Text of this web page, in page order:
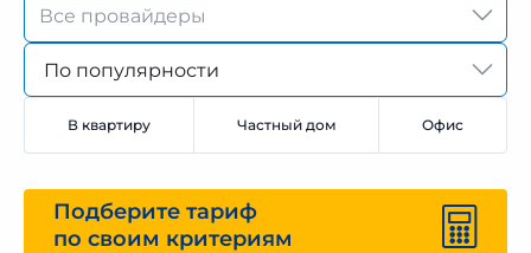
По популярности
В квартиру Частный дом Офис
Подберите тариф
по своим критериям